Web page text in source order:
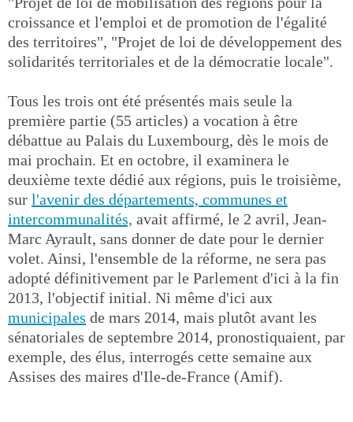
croissance et l'emploi et de promotion de l'égalité
des territoires", "Projet de loi de développement des
solidarités territoriales et de la démocratie locale".
Tous les trois ont été présentés mais seule la
première partie (55 articles) a vocation à être
débattue au Palais du Luxembourg, dès le mois de
mai prochain. Et en octobre, il examinera le
deuxième texte dédié aux régions, puis le troisième,
sur l'avenir des départements, communes et
intercommunalités, avait affirmé, le 2 avril, Jean-
Marc Ayrault, sans donner de date pour le dernier
volet. Ainsi, l'ensemble de la réforme, ne sera pas
adopté définitivement par le Parlement d'ici à la fin
2013, l'objectif initial. Ni même d'ici aux
municipales de mars 2014, mais plutôt avant les
sénatoriales de septembre 2014, pronostiquaient, par
exemple, des élus, interrogés cette semaine aux
Assises des maires d'Ile-de-France (Amif).